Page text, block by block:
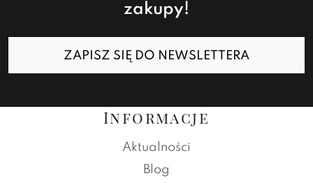
zakupy!
ZAPISZ SIĘ DO NEWSLETTERA
Informacje
Aktualności
Blog